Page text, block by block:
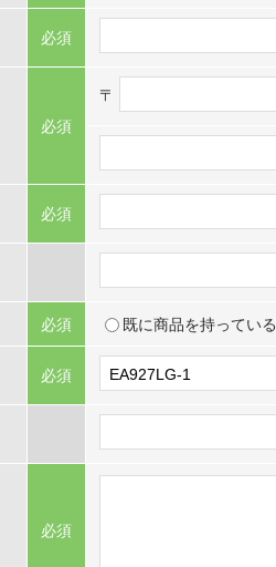
必須
必須
〒
必須
必須 既に商品を持っている
必須
必須